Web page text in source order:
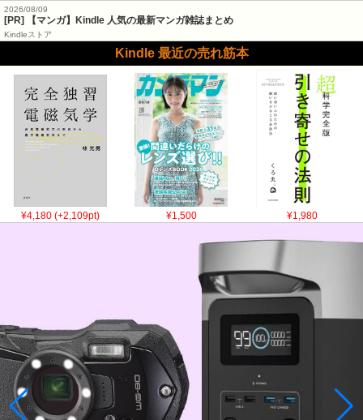
2026/08/09
[PR] 【マンガ】Kindle 人気の最新マンガ雑誌まとめ
Kindleストア
Kindle 最近の売れ筋本
¥4,180 (+2,109pt) ¥1,500 ¥1,980